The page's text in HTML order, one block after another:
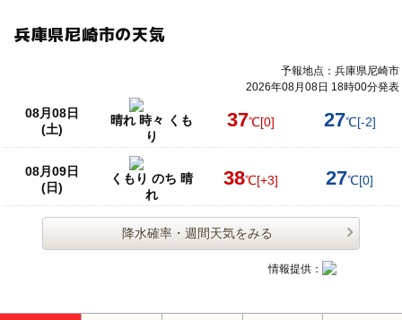
兵庫県尼崎市の天気
予報地点：兵庫県尼崎市
2026年08月08日 18時00分発表
08月08日
(土)
晴れ 時々 くも
り
37℃[0] 27℃[-2]
08月09日
(日)
くもり のち 晴
れ
38℃[+3] 27℃[0]
降水確率・週間天気をみる
情報提供：